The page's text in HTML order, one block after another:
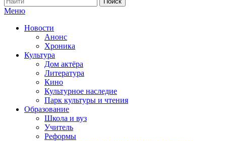
Меню
Новости
Анонс
Хроника
Культура
Дом актёра
Литература
Кино
Культурное наследие
Парк культуры и чтения
Образование
Школа и вуз
Учитель
Реформы